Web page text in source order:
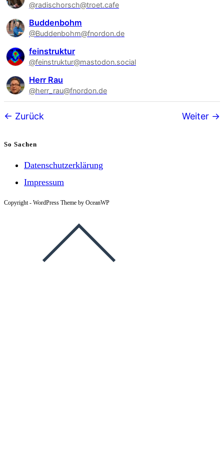
@radischorsch@troet.cafe
Buddenbohm
@Buddenbohm@fnordon.de
feinstruktur
@feinstruktur@mastodon.social
Herr Rau
@herr_rau@fnordon.de
Follower-
Zurück Weiter
So Sachen
Datenschutzerklärung
Impressum
Copyright - WordPress Theme by OceanWP